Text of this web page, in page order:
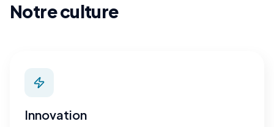
Notre culture
Innovation